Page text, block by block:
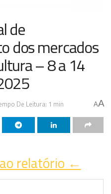
de
dos mercados
– 8 a 14
De Leitura: 1 min AA
relatório ←